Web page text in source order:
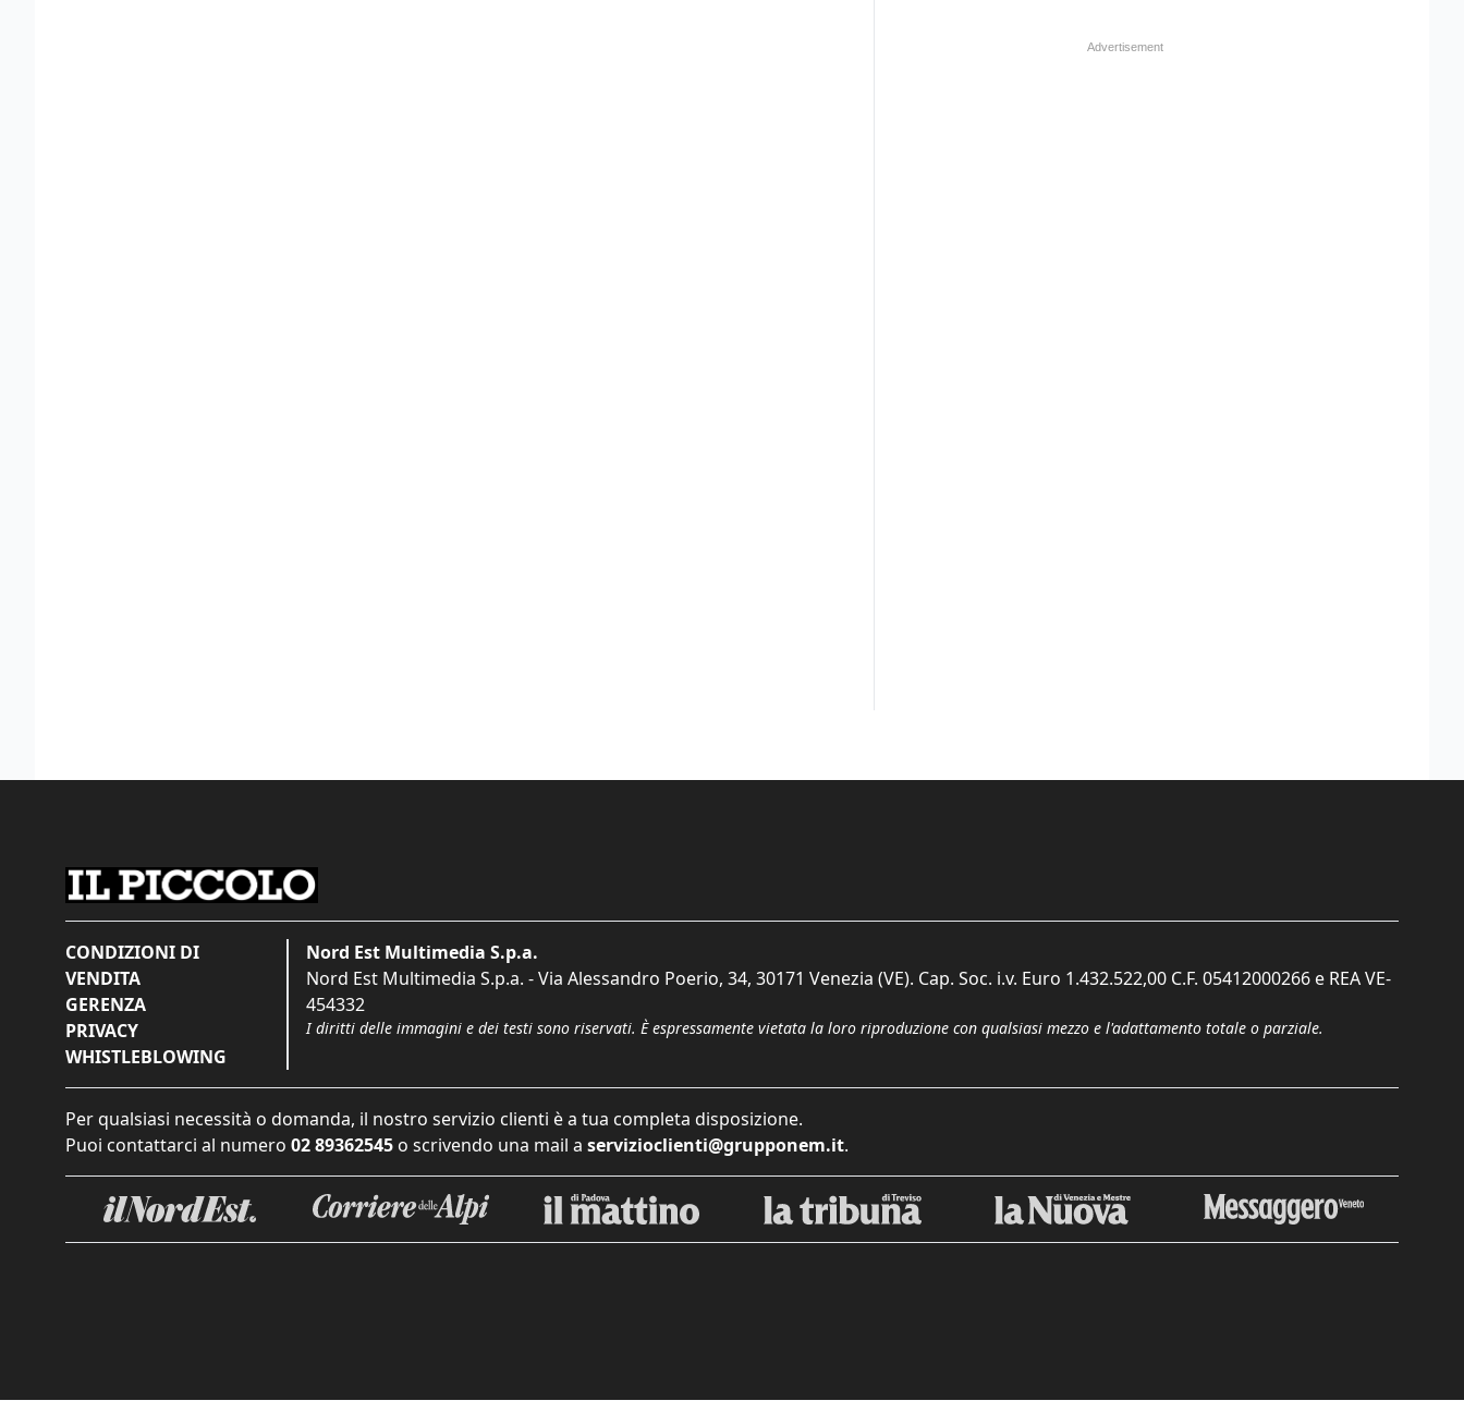
CONDIZIONI DI
VENDITA
GERENZA
PRIVACY
WHISTLEBLOWING
Nord Est Multimedia S.p.a.
Nord Est Multimedia S.p.a. - Via Alessandro Poerio, 34, 30171 Venezia (VE). Cap. Soc. i.v. Euro 1.432.522,00 C.F. 05412000266 e REA VE-
454332
I diritti delle immagini e dei testi sono riservati. È espressamente vietata la loro riproduzione con qualsiasi mezzo e l'adattamento totale o parziale.
Per qualsiasi necessità o domanda, il nostro servizio clienti è a tua completa disposizione.
Puoi contattarci al numero 02 89362545 o scrivendo una mail a servizioclienti@grupponem.it.